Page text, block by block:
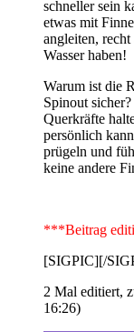
schneller sein
etwas mit
angleiten,
Wasser haben!
Warum ist die
Spinout
Querkräfte
persönlich
prügeln und
keine andere
***Beitrag
[SIGPIC][/
2 Mal editiert,
16:26)